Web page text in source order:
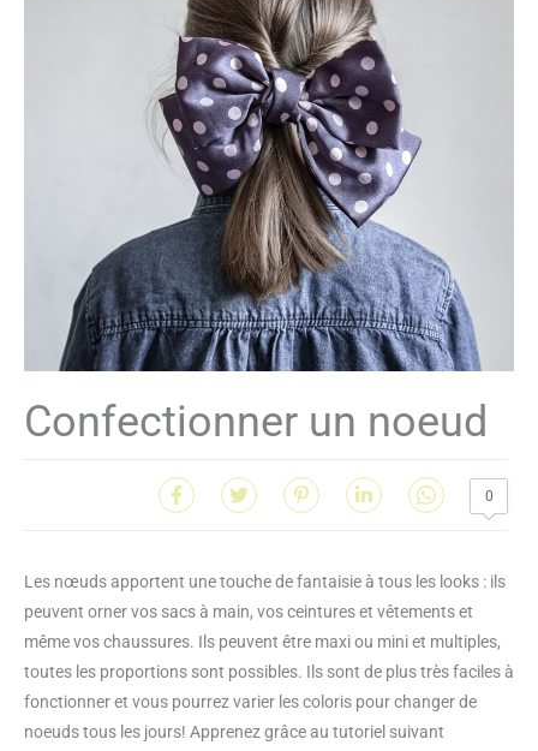
Confectionner un noeud
0
Les nœuds apportent une touche de fantaisie à tous les looks : ils
peuvent orner vos sacs à main, vos ceintures et vêtements et
même vos chaussures. Ils peuvent être maxi ou mini et multiples,
toutes les proportions sont possibles. Ils sont de plus très faciles à
fonctionner et vous pourrez varier les coloris pour changer de
noeuds tous les jours! Apprenez grâce au tutoriel suivant